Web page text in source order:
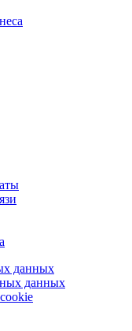
данных
данных